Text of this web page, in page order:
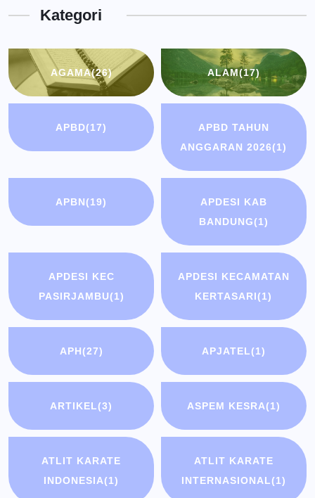
BandungKategori
AGAMA(26) ALAM(17)
APBD(17)
APBD TAHUN
ANGGARAN 2026(1)
APBN(19)
APDESI KAB
BANDUNG(1)
APDESI KEC
PASIRJAMBU(1)
APDESI KECAMATAN
KERTASARI(1)
APH(27) APJATEL(1)
ARTIKEL(3) ASPEM KESRA(1)
ATLIT KARATE
INDONESIA(1)
ATLIT KARATE
INTERNASIONAL(1)